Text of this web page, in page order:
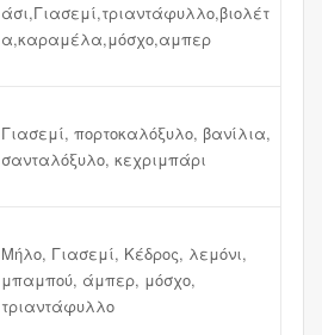
άσι,Γιασεμί,τριαντάφυλλο,βιολέτ
α,καραμέλα,μόσχο,αμπερ
Γιασεμί, πορτοκαλόξυλο, βανίλια,
σανταλόξυλο, κεχριμπάρι
Μήλο, Γιασεμί, Κέδρος, λεμόνι,
μπαμπού, άμπερ, μόσχο,
τριαντάφυλλο